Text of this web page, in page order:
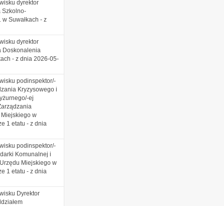
dyrektor
Szkolno-
Suwałkach - z
dyrektor
Doskonalenia
- z dnia 2026-05-
podinspektor/-
Kryzysowego i
ej
w
1 etatu - z dnia
podinspektor/-
Komunalnej i
Miejskiego w
1 etatu - z dnia
Dyrektor